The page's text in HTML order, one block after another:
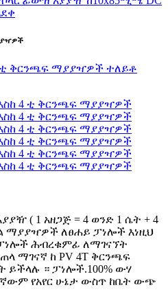
( 1 አዘጋጅ = 4 ወንድ 1 ሴት + 4
ማያያዣዎች ለፀሐይ ፓነሎች እነዚህ
ሕብረቁምፊ ለማገናኘት
ማገናኛ ከ PV 4T ቅርንጫፍ
። ፓነሎች.100% ውሃ
የአየር ሁኔታ ውስጥ ከቤት ውጭ